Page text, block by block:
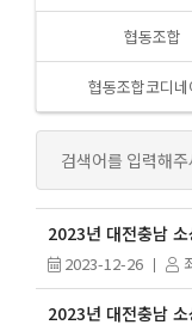
협동조합
협동조합코디네
2023년 대전충남
2023-12-26
2023년 대전충남